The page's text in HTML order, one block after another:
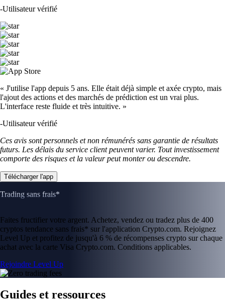
-Utilisateur vérifié
« J'utilise l'app depuis 5 ans. Elle était déjà simple et axée crypto, mais
l'ajout des actions et des marchés de prédiction est un vrai plus.
L'interface reste fluide et très intuitive. »
-Utilisateur vérifié
Ces avis sont personnels et non rémunérés sans garantie de résultats
futurs. Les délais du service client peuvent varier. Tout investissement
comporte des risques et la valeur peut monter ou descendre.
Télécharger l'app
Trading sans frais*
Faites fructifier votre argent. Achetez, vendez ou tradez plus de 400
cryptos tendance sans frais* sur l'application Crypto.com. Rejoignez
Level Up et profitez de jusqu'à 6 % de récompenses crypto sur chaque
achat avec la carte Visa Crypto.com. Conditions applicables.
Rejoindre Level Up
Guides et ressources